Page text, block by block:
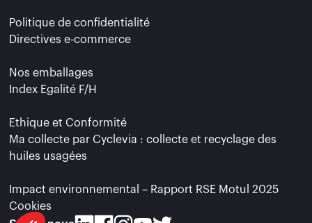
Politique de confidentialité
Directives e-commerce
Nos emballages
Index Egalité F/H
Ethique et Conformité
Ma collecte par Cyclevia : collecte et recyclage des
huiles usagées
Impact environnemental – Rapport RSE Motul 2025
Cookies